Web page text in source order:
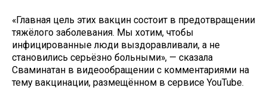
«Главная цель этих вакцин состоит в предотвращении
тяжёлого заболевания. Мы хотим, чтобы
инфицированные люди выздоравливали, а не
становились серьёзно больными», — сказала
Сваминатан в видеообращении с комментариями на
тему вакцинации, размещённом в сервисе YouTube.